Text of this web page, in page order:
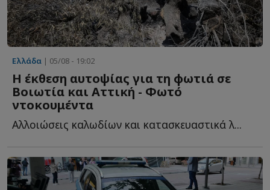
Ελλάδα | 05/08 - 19:02
Η έκθεση αυτοψίας για τη φωτιά σε
Βοιωτία και Αττική - Φωτό
ντοκουμέντα
Αλλοιώσεις καλωδίων και κατασκευαστικά λ...